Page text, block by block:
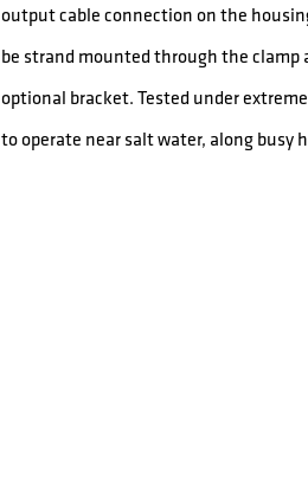
output cable connection on the
be strand mounted through the
optional bracket. Tested under
to operate near salt water, along busy